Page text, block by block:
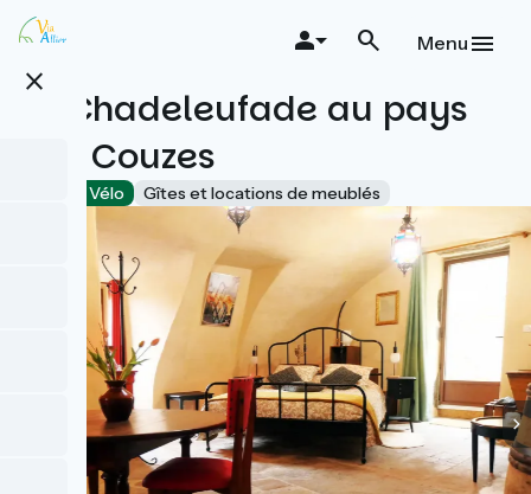
Aller
au
principal
close
Menu
La Chadeleufade au pays
des Couzes
Accueil Vélo Gîtes et locations de meublés